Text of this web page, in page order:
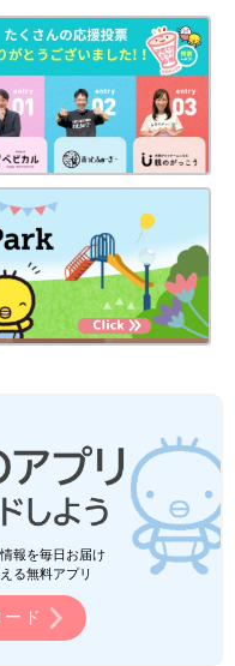
報を毎日お届け
る無料アプリ
ド